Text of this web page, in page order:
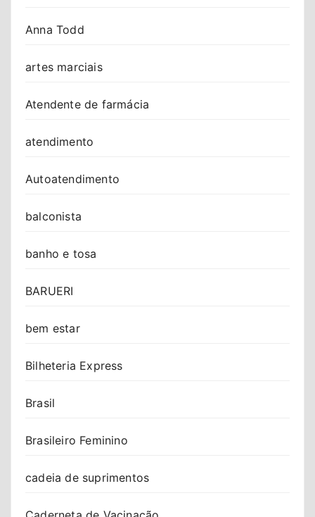
Anna Todd
artes marciais
Atendente de farmácia
atendimento
Autoatendimento
balconista
banho e tosa
BARUERI
bem estar
Bilheteria Express
Brasil
Brasileiro Feminino
cadeia de suprimentos